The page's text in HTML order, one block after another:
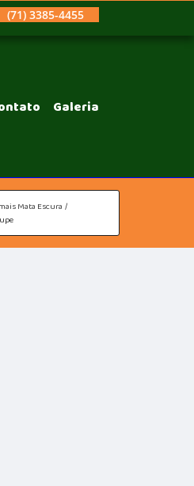
(71) 3385-4455
Galeria
Mata Escura